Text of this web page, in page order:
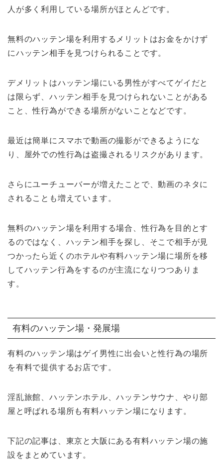
人が多く利用している場所がほとんどです。
無料のハッテン場を利用するメリットはお金をかけず
にハッテン相手を見つけられることです。
デメリットはハッテン場にいる男性がすべてゲイだと
は限らず、ハッテン相手を見つけられないことがある
こと、性行為ができる場所がないことなどです。
最近は簡単にスマホで動画の撮影ができるようにな
り、屋外での性行為は盗撮されるリスクがあります。
さらにユーチューバーが増えたことで、動画のネタに
されることも増えています。
無料のハッテン場を利用する場合、性行為を目的とす
るのではなく、ハッテン相手を探し、そこで相手が見
つかったら近くのホテルや有料ハッテン場に場所を移
してハッテン行為をするのが主流になりつつありま
す。
有料のハッテン場・発展場
有料のハッテン場はゲイ男性に出会いと性行為の場所
を有料で提供するお店です。
淫乱旅館、ハッテンホテル、ハッテンサウナ、やり部
屋と呼ばれる場所も有料ハッテン場になります。
下記の記事は、東京と大阪にある有料ハッテン場の施
設をまとめています。